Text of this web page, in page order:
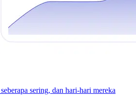
sering, dan hari-hari mereka